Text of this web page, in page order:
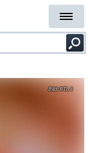
RTL II